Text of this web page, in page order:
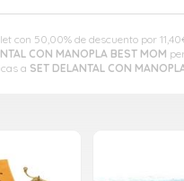
con 50,00% de descuento por11,40
CON MANOPLA BEST MOM
a SET DELANTAL CON